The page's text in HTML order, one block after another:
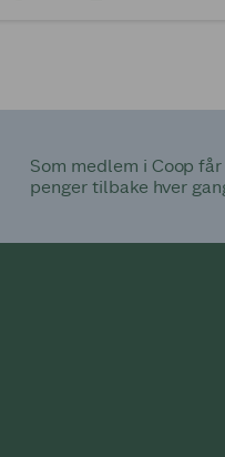
Som medlem i Coop
penger tilbake hver